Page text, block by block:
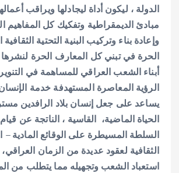
الدولة ، ليكون أداة ليجادلها ويراقب
مبادئ الديمقراطية وتفكيك كل المفاهيم
وإعادة بناء وتركيب البنية التحتية
الحرة في تبني كل المعارف الحرة لنشرها
أبناء الشعب العراقي للمساهمة في
الرؤية المعاصرة المستهدفة خدمة
يساعد على جعل إنسان بلاد الرافدين
الحياة الماضية، القاسية ، الناتجة عن
السلطة المسيطرة على الوقائع المادية –
الثقافية لعقود عديدة من الزمان
استعباد الشعب وتجهيله مما يتطلب من